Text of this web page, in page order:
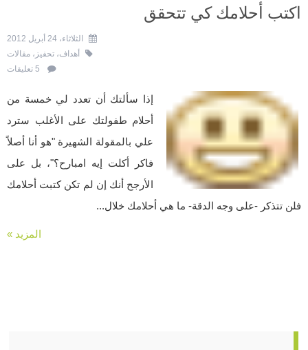
اكتب أحلامك كي تتحقق
الثلاثاء، 24 أبريل 2012
أهداف، تحفيز ، مقالات
إذا سألتك أن تعدد لي خمسة من
أحلام طفولتك على الأغلب سترد
علي بالمقولة الشهيرة "هو أنا أصلاً
فاكر أكلت إيه امبارح؟"، بل على
الأرجح أنك إن لم تكن كتبت أحلامك
فلن تتذكر -على وجه الدقة- ما هي أحلامك خلال...
المزيد »